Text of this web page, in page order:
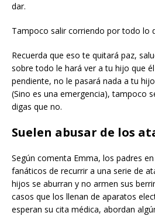
dar.
Tampoco salir corriendo por todo lo
Recuerda que eso te quitará paz,
sobre todo le hará ver a tu hijo que
pendiente, no le pasará nada a tu
(Sino es una emergencia), tampoco
digas que no.
Suelen abusar de los
Según comenta Emma, los padres
fanáticos de recurrir a una serie de
hijos se aburran y no armen sus
casos que los llenan de aparatos
esperan su cita médica, abordan